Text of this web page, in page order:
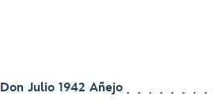
Don Julio 1942 Añejo